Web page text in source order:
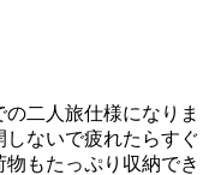
二人旅仕様になりま
ないで疲れたらすぐ
もたっぷり収納でき